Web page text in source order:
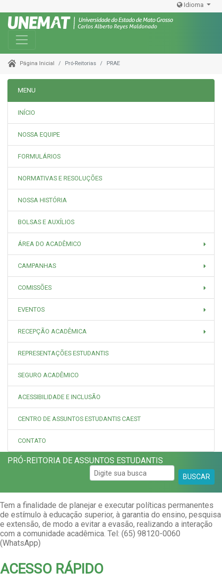
Idioma
Toggle navigation
Página Inicial Pró-Reitorias PRAE
MENU
INÍCIO
NOSSA EQUIPE
FORMULÁRIOS
NORMATIVAS E RESOLUÇÕES
NOSSA HISTÓRIA
BOLSAS E AUXÍLIOS
ÁREA DO ACADÊMICO
CAMPANHAS
COMISSÕES
EVENTOS
RECEPÇÃO ACADÊMICA
REPRESENTAÇÕES ESTUDANTIS
SEGURO ACADÊMICO
ACESSIBILIDADE E INCLUSÃO
CENTRO DE ASSUNTOS ESTUDANTIS CAEST
CONTATO
PRÓ-REITORIA DE ASSUNTOS ESTUDANTIS
BUSCAR
Tem a finalidade de planejar e executar políticas permanentes
de estímulo à educação superior, à garantia do ensino, pesquisa
e extensão, de modo a evitar a evasão, realizando a interação
com a comunidade acadêmica. Tel: (65) 98120-0060
(WhatsApp)
ACESSO RÁPIDO